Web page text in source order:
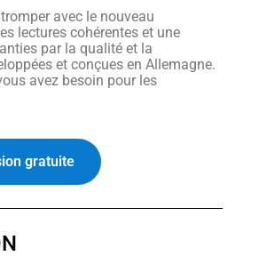
avec le nouveau
lectures cohérentes et une
par la qualité et la
et conçues en Allemagne.
avez besoin pour les
gratuite